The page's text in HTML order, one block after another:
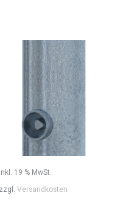
inkl. 19 % MwSt.
zzgl. Versandkosten